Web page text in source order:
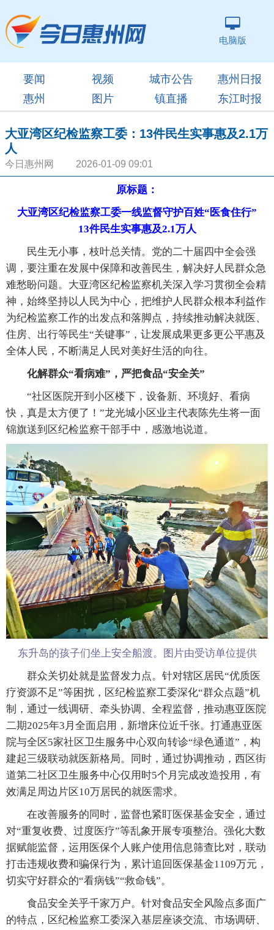
电脑版
要闻 视频 城市公告
惠州日报
惠州
图片 镇直播 东江时报
大亚湾区纪检监察工委：13件民生实事惠及2.1万
人
今日惠州网 2026-01-09 09:01
原标题：
大亚湾区纪检监察工委一线监督守护百姓“医食住行”
13件民生实事惠及2.1万人
民生无小事，枝叶总关情。党的二十届四中全会强
调，要注重在发展中保障和改善民生，解决好人民群众急
难愁盼问题。大亚湾区纪检监察机关深入学习贯彻全会精
神，始终坚持以人民为中心，把维护人民群众根本利益作
为纪检监察工作的出发点和落脚点，持续推动解决就医、
住房、出行等民生“关键事”，让发展成果更多更公平惠及
全体人民，不断满足人民对美好生活的向往。
化解群众“看病难”，严把食品“安全关”
“社区医院开到小区楼下，设备新、环境好、看病
快，真是太方便了！”龙光城小区业主代表陈先生将一面
锦旗送到区纪检监察干部手中，感激地说道。
东升岛的孩子们坐上安全船渡。图片由受访单位提供
群众关切处就是监督发力点。针对辖区居民“优质医
疗资源不足”等困扰，区纪检监察工委深化“群众点题”机
制，通过一线调研、牵头协调、全程监督，推动惠亚医院
二期2025年3月全面启用，新增床位近千张。打通惠亚医
院与全区5家社区卫生服务中心双向转诊“绿色通道”，构
建起三级联动就医新格局。同时，通过协调推动，西区街
道第二社区卫生服务中心仅用时5个月完成改造投用，有
效满足周边片区10万居民的就医需求。
在改善服务的同时，监督也紧盯医保基金安全，通过
对“重复收费、过度医疗”等乱象开展专项整治。强化大数
据赋能监督，运用医保个人账户使用信息筛查比对，联动
打击违规收费和骗保行为，累计追回医保基金1109万元，
切实守好群众的“看病钱”“救命钱”。
食品安全关乎千家万户。针对食品安全风险点多面广
的特点，区纪检监察工委深入基层座谈交流、市场调研、